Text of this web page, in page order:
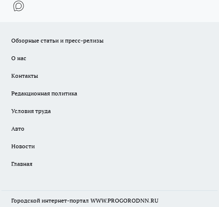
Обзорные статьи и пресс-релизы
О нас
Контакты
Редакционная политика
Условия труда
Авто
Новости
Главная
Городской интернет-портал WWW.PROGORODNN.RU